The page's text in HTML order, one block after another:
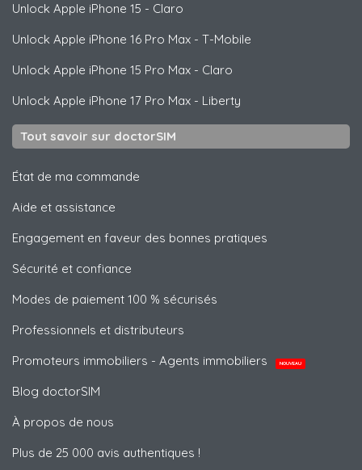
Unlock Apple iPhone 15 - Claro
Unlock Apple iPhone 16 Pro Max - T-Mobile
Unlock Apple iPhone 15 Pro Max - Claro
Unlock Apple iPhone 17 Pro Max - Liberty
Tout savoir sur doctorSIM
État de ma commande
Aide et assistance
Engagement en faveur des bonnes pratiques
Sécurité et confiance
Modes de paiement 100 % sécurisés
Professionnels et distributeurs
Promoteurs immobiliers - Agents immobiliers
NOUVEAU
Blog doctorSIM
À propos de nous
Plus de 25 000 avis authentiques !